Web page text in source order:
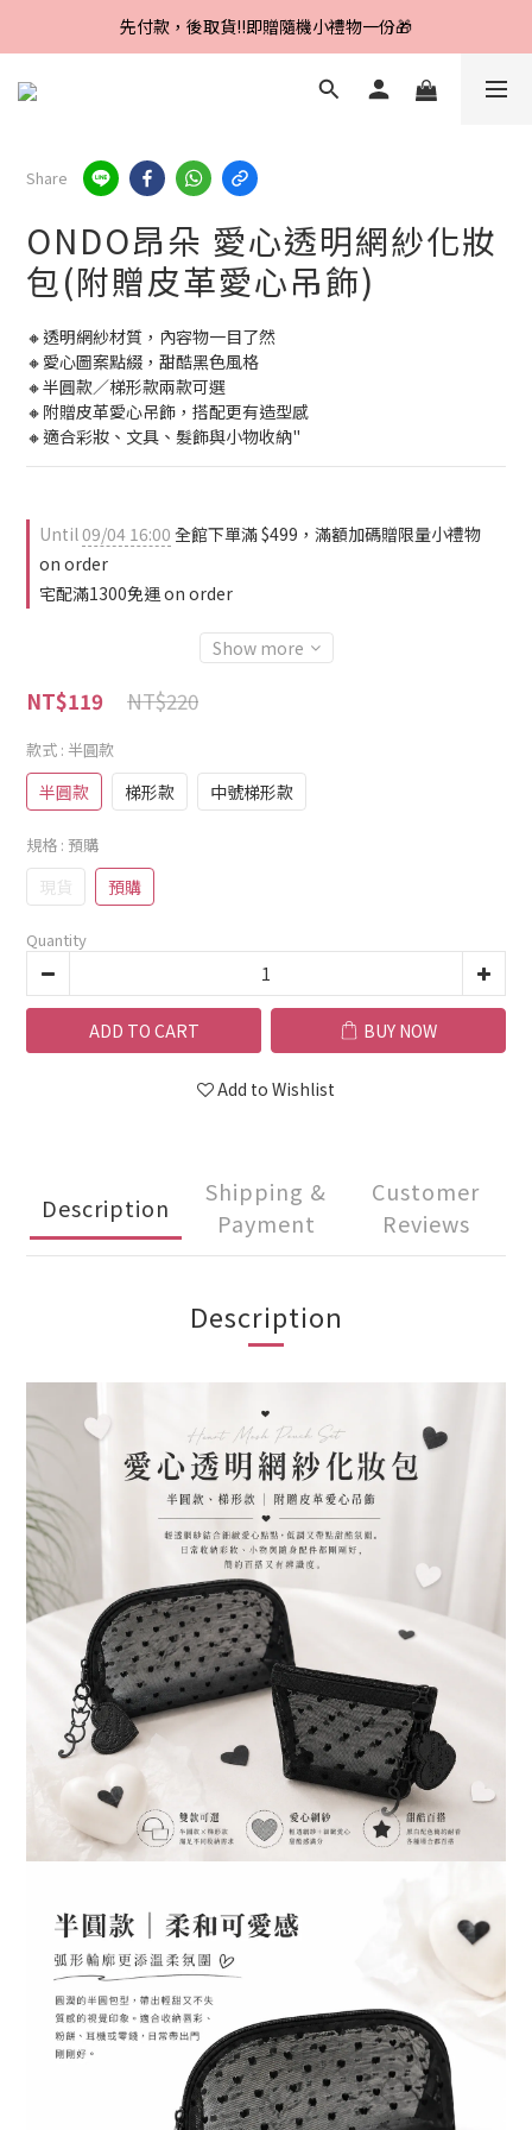
Line好友招募中，首購、回購皆贈100元
先付款，後取貨‼️即贈隨機小禮物一份🎁
Line好友招募中，首購、回購皆贈100元
Share
ONDO昂朵 愛心透明網紗化妝
包(附贈皮革愛心吊飾)
🔸透明網紗材質，內容物一目了然
🔸愛心圖案點綴，甜酷黑色風格
🔸半圓款／梯形款兩款可選
🔸附贈皮革愛心吊飾，搭配更有造型感
🔸適合彩妝、文具、髮飾與小物收納"
Until09/04 16:00 全館下單滿 $499，滿額加碼贈限量小禮物
on order
宅配滿1300免運 on order
Show more
NT$220
NT$119
款式 : 半圓款
半圓款 梯形款 中號梯形款
規格 : 預購
現貨 預購
Quantity
ADD TO CART BUY NOW
Add to Wishlist
Description
Shipping &
Payment
Customer
Reviews
Description